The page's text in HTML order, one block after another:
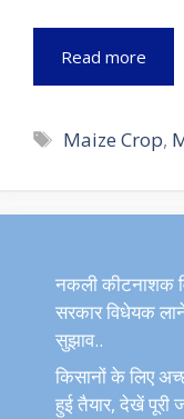
Read more
Tags
Maize Crop,
नकली कीटनाशक
सरकार विधेयक
सुझाव..
किसानों के लिए
हुई तैयार, देखें पूरी